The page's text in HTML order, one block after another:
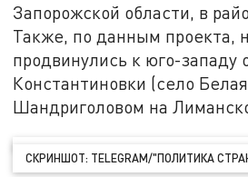
Запорожской области, в
Также, по данным проекта,
продвинулись к юго-западу
Константиновки (село
Шандриголовом на
СКРИНШОТ: TELEGRAM/"ПОЛИТИКА